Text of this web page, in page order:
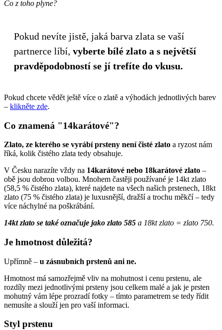
Co z toho plyne?
Pokud nevíte jistě, jaká barva zlata se vaší
partnerce líbí, vyberte bílé zlato a s největší
pravděpodobností se jí trefíte do vkusu.
Pokud chcete vědět ještě více o zlatě a výhodách jednotlivých barev
– klikněte zde.
Co znamená "14karátové"?
Zlato, ze kterého se vyrábí prsteny není čisté zlato a ryzost nám
říká, kolik čistého zlata tedy obsahuje.
V Česku narazíte vždy na 14karátové nebo 18karátové zlato –
obě jsou dobrou volbou. Mnohem častěji používané je 14kt zlato
(58,5 % čistého zlata), které najdete na všech našich prstenech, 18kt
zlato (75 % čistého zlata) je luxusnější, dražší a trochu měkčí – tedy
více náchylné na poškrábání.
14kt zlato se také označuje jako zlato 585 a 18kt zlato = zlato 750.
Je hmotnost důležitá?
Upřímně – u zásnubních prstenů ani ne.
Hmotnost má samozřejmě vliv na mohutnost i cenu prstenu, ale
rozdíly mezi jednotlivými prsteny jsou celkem malé a jak je prsten
mohutný vám lépe prozradí fotky – tímto parametrem se tedy řídit
nemusíte a slouží jen pro vaší informaci.
Styl prstenu